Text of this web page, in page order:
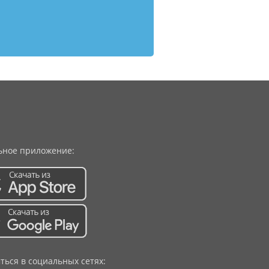
приложение:
в социальных сетях: